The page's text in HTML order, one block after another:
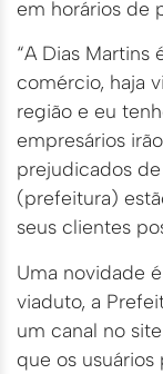
em horários de
“A Dias
comércio, haja
região e eu
empresários
prejudicados
(prefeitura)
seus clientes
Uma novidade
viaduto, a
um canal no
que os usuários